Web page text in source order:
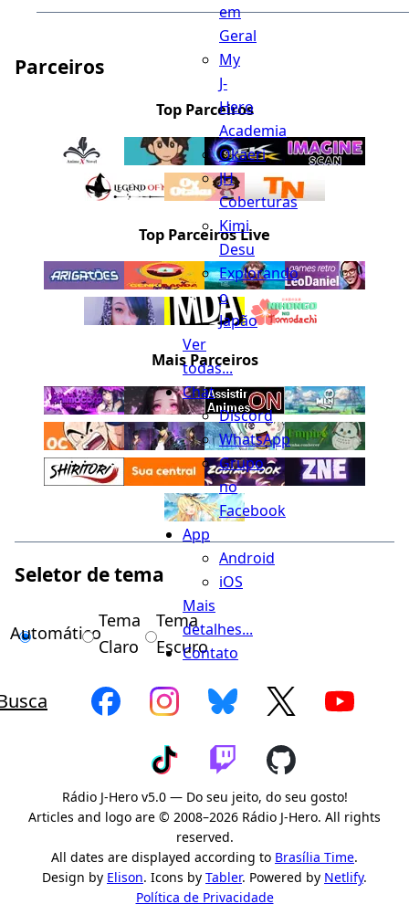
em
Geral
My
J-
Hero
Academia
Okaeri
JH
Coberturas
Kimi
Desu
Explorando
o
Japão
Ver
todas...
Chat
Discord
WhatsApp
Grupo
no
Facebook
App
Android
iOS
Mais
detalhes...
Contato
Parceiros
Top Parceiros
Top Parceiros Live
Mais Parceiros
Seletor de tema
Automático
Tema
Claro
Tema
Escuro
Rádio J-Hero v5.0 — Do seu jeito, do seu gosto!
Articles and logo are © 2008–2026 Rádio J-Hero. All rights
reserved.
All dates are displayed according to Brasília Time.
Design by Elison. Icons by Tabler. Powered by Netlify.
Política de Privacidade